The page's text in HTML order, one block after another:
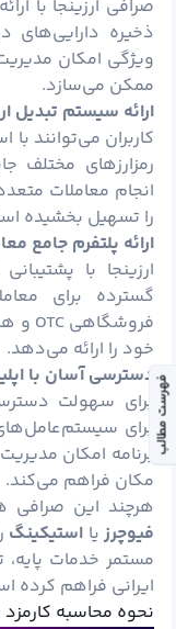
صرافی ارزینجا با
ذخیره دارایی‌های
ویژگی امکان
ممکن می‌سازد.
ارائه سیستم تبدیل
کاربران می‌توانند
رمزارزهای مختلف
انجام معاملات
را تسهیل بخشیده
ارائه پلتفرم جامع
گسترده برای
خود را ارائه می‌دهد.
دسترسی آسان با
برای سهولت
برنامه امکان
مکان فراهم می‌کند.
هرچند این صرافی
فیوچرز یا استیکینگ
مستمر خدمات پایه،
ایرانی فراهم کرده
نحوه محاسبه کارمزد
فهرست مطالب